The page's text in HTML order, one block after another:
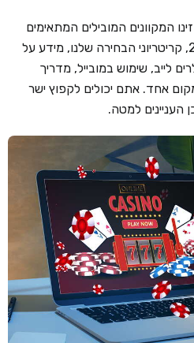
את 6 בתי הקזינו המקוונים המובילים המתאימים
לשחקנים ישראלים בשנת 2026, קריטריוני הבחירה שלנו, מידע על
לייב, שימוש במובייל, מדריך
אחד. אתם יכולים לקפוץ ישר
העניינים למטה.